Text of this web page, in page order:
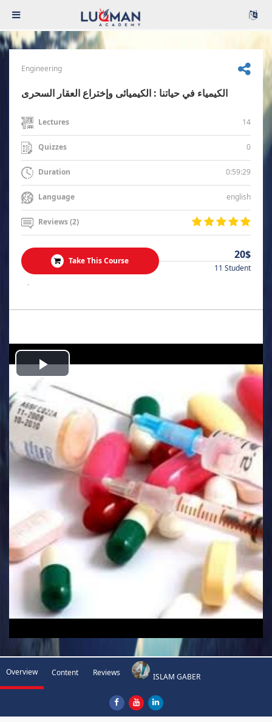
Engineering
الكيمياء في حياتنا : الكيميائى وإختراع العقار السحرى
Lectures 14
Quizzes 0
Duration 0:59:29
Language english
Reviews (2)
Take This Course 20$
11 Student
.
Play
Video
Overview Content Reviews ISLAM GABER